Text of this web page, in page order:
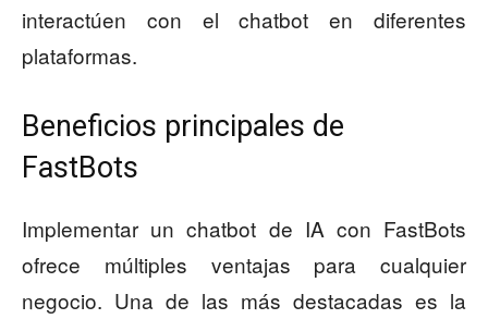
interactúen con el chatbot en diferentes
plataformas.
Beneficios principales de
FastBots
Implementar un chatbot de IA con FastBots
ofrece múltiples ventajas para cualquier
negocio. Una de las más destacadas es la